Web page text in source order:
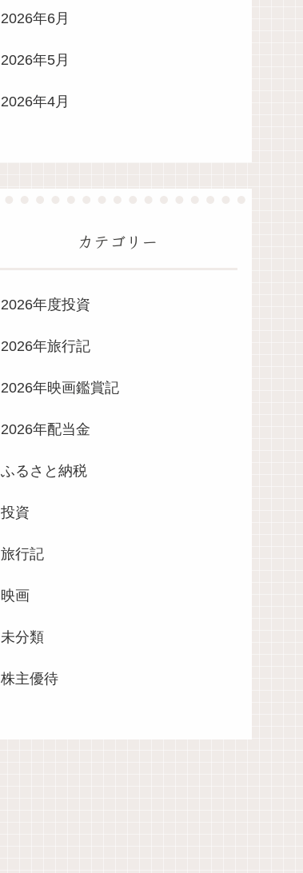
2026年6月
2026年5月
2026年4月
カテゴリー
2026年度投資
2026年旅行記
2026年映画鑑賞記
2026年配当金
ふるさと納税
投資
旅行記
映画
未分類
株主優待